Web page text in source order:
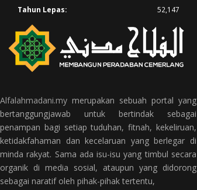
Tahun Lepas:
52,147
Alfalahmadani.my merupakan sebuah portal yang
bertanggungjawab untuk bertindak sebagai
penampan bagi setiap tuduhan, fitnah, kekeliruan,
ketidakfahaman dan kecelaruan yang berlegar di
minda rakyat. Sama ada isu-isu yang timbul secara
organik di media sosial, ataupun yang didorong
sebagai naratif oleh pihak-pihak tertentu,